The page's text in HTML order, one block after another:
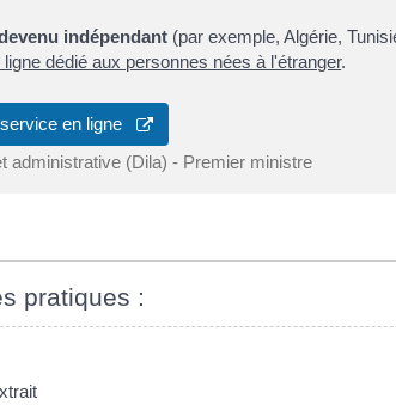
indépendant (par exemple, Algérie,
dédié aux personnes nées à l'étranger.
en ligne
administrative (Dila) - Premier ministre
pratiques :